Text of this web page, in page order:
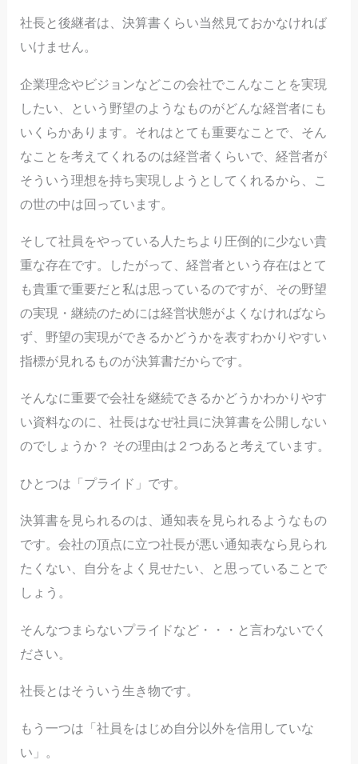
社長と後継者は、決算書くらい当然見ておかなければ
いけません。
企業理念やビジョンなどこの会社でこんなことを実現
したい、という野望のようなものがどんな経営者にも
いくらかあります。それはとても重要なことで、そん
なことを考えてくれるのは経営者くらいで、経営者が
そういう理想を持ち実現しようとしてくれるから、こ
の世の中は回っています。
そして社員をやっている人たちより圧倒的に少ない貴
重な存在です。したがって、経営者という存在はとて
も貴重で重要だと私は思っているのですが、その野望
の実現・継続のためには経営状態がよくなければなら
ず、野望の実現ができるかどうかを表すわかりやすい
指標が見れるものが決算書だからです。
そんなに重要で会社を継続できるかどうかわかりやす
い資料なのに、社長はなぜ社員に決算書を公開しない
のでしょうか？ その理由は２つあると考えています。
ひとつは「プライド」です。
決算書を見られるのは、通知表を見られるようなもの
です。会社の頂点に立つ社長が悪い通知表なら見られ
たくない、自分をよく見せたい、と思っていることで
しょう。
そんなつまらないプライドなど・・・と言わないでく
ださい。
社長とはそういう生き物です。
もう一つは「社員をはじめ自分以外を信用していな
い」。